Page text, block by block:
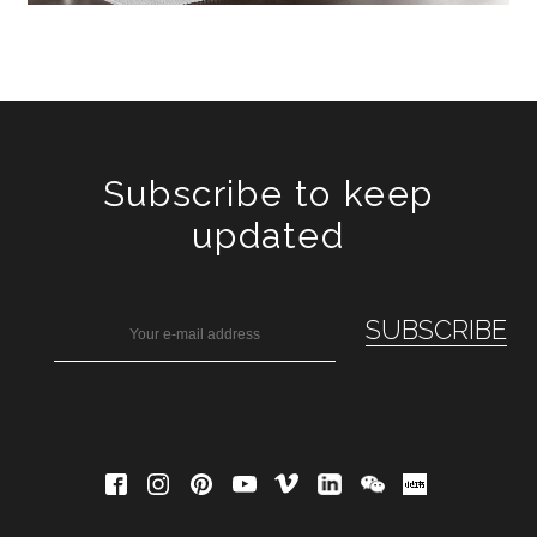
Subscribe to keep
updated